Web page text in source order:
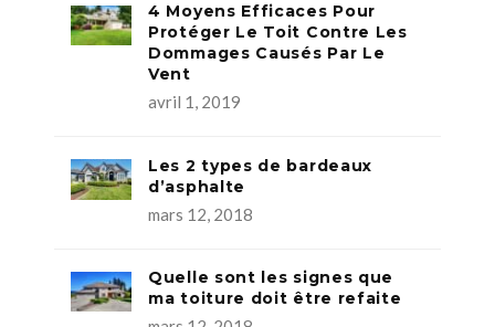
4 Moyens Efficaces Pour
Protéger Le Toit Contre Les
Dommages Causés Par Le
Vent
avril 1, 2019
Les 2 types de bardeaux
d’asphalte
mars 12, 2018
Quelle sont les signes que
ma toiture doit être refaite